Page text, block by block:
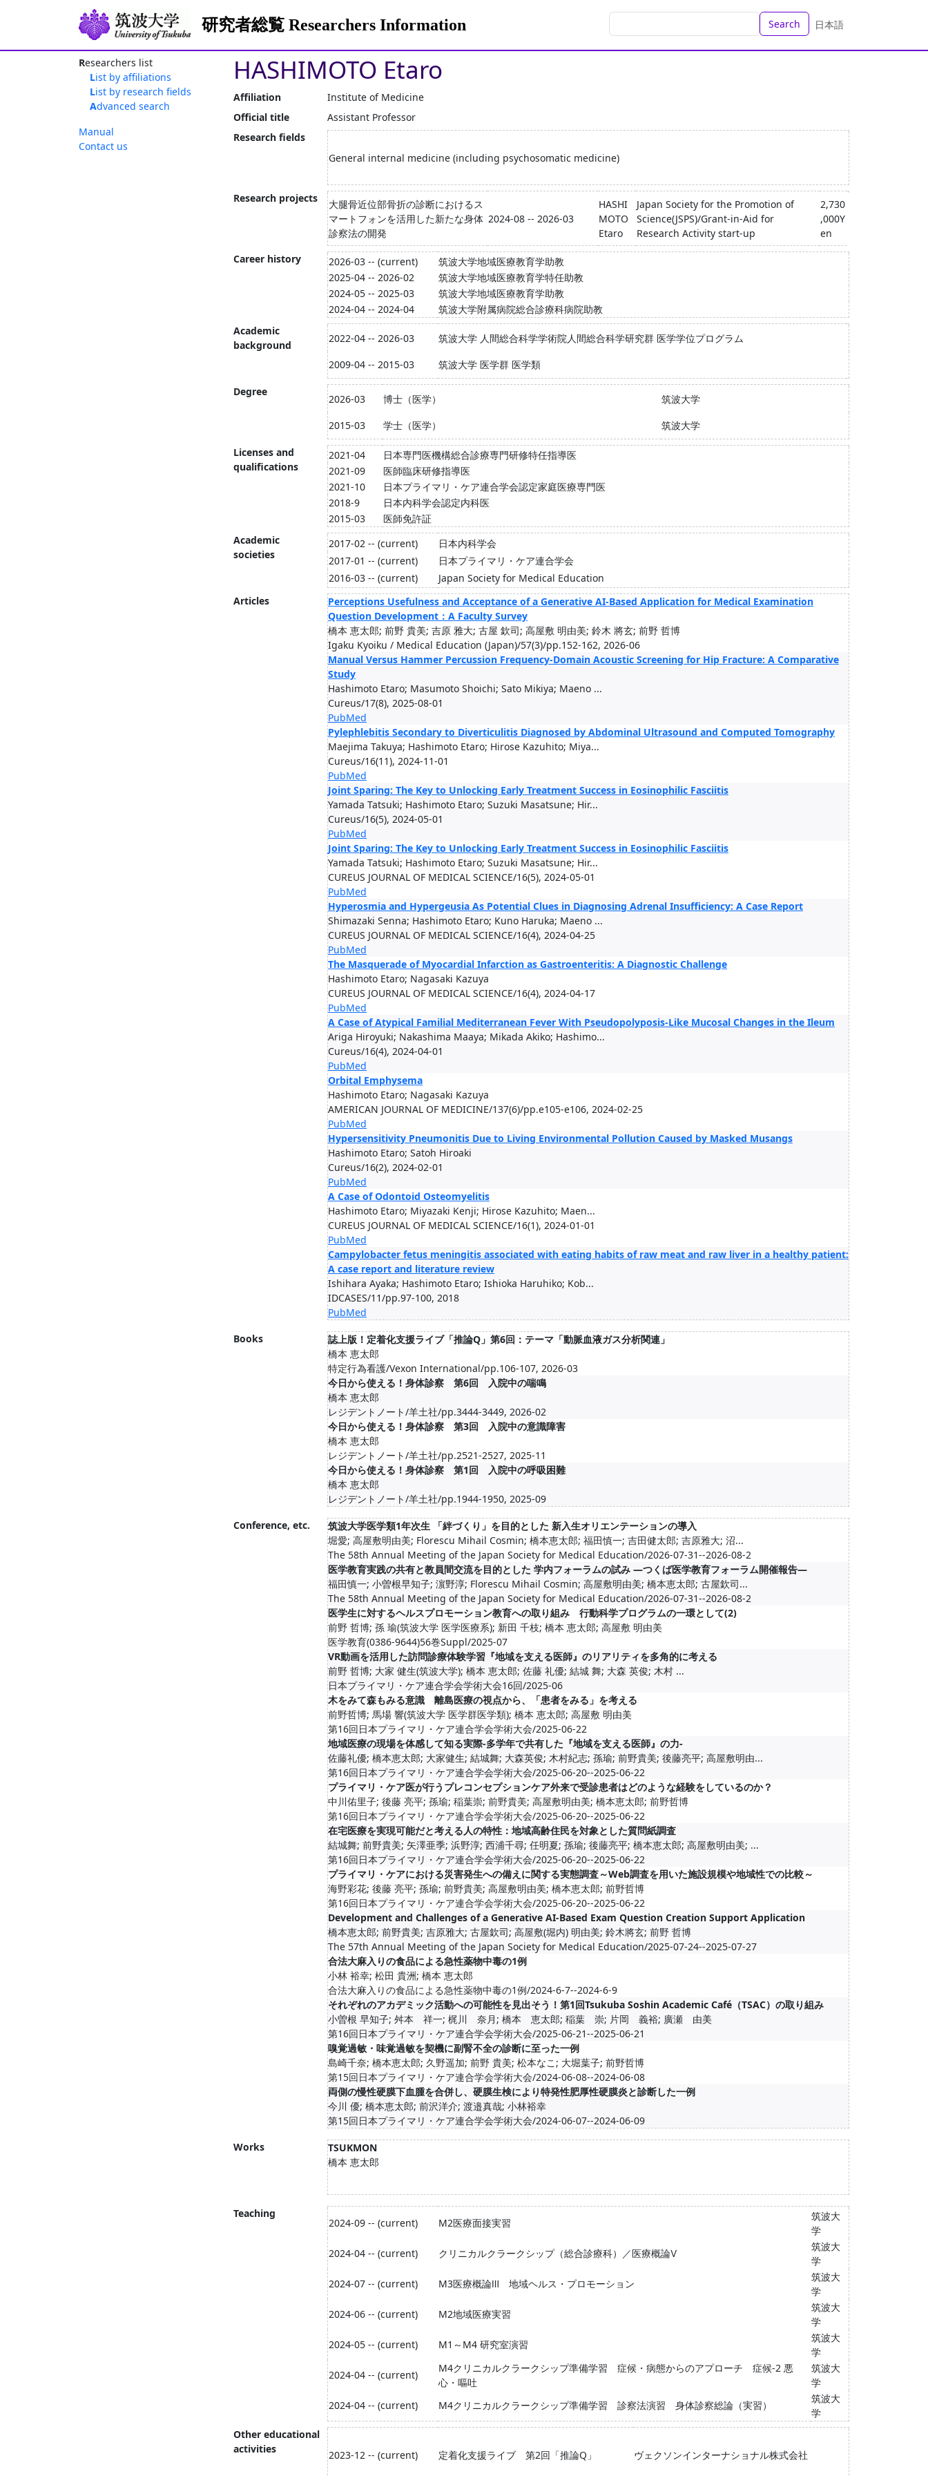
研究者総覧 Researchers Information Search 日本語
Researchers list
List by affiliations
List by research fields
Advanced search
Manual
Contact us
HASHIMOTO Etaro
Affiliation
Institute of Medicine
Official title
Assistant Professor
Research fields
General internal medicine (including psychosomatic medicine)
Research projects
大腿骨近位部骨折の診断におけるス
マートフォンを活用した新たな身体
診察法の開発
2024-08 -- 2026-03
HASHI
MOTO
Etaro
Japan Society for the Promotion of
Science(JSPS)/Grant-in-Aid for
Research Activity start-up
2,730
,000Y
en
Career history
2026-03 -- (current)
筑波大学地域医療教育学助教
2025-04 -- 2026-02
筑波大学地域医療教育学特任助教
2024-05 -- 2025-03
筑波大学地域医療教育学助教
2024-04 -- 2024-04
筑波大学附属病院総合診療科病院助教
Academic
background
2022-04 -- 2026-03
筑波大学 人間総合科学学術院人間総合科学研究群 医学学位プログラム
2009-04 -- 2015-03
筑波大学 医学群 医学類
Degree
2026-03 博士（医学）
筑波大学
2015-03
学士（医学） 筑波大学
Licenses and
qualifications
2021-04
日本専門医機構総合診療専門研修特任指導医
2021-09
医師臨床研修指導医
2021-10
日本プライマリ・ケア連合学会認定家庭医療専門医
2018-9
日本内科学会認定内科医
2015-03
医師免許証
Academic
societies
2017-02 -- (current)
日本内科学会
2017-01 -- (current)
日本プライマリ・ケア連合学会
2016-03 -- (current)
Japan Society for Medical Education
Articles
Perceptions Usefulness and Acceptance of a Generative AI-Based Application for Medical Examination
Question Development：A Faculty Survey
橋本 恵太郎; 前野 貴美; 吉原 雅大; 古屋 欽司; 高屋敷 明由美; 鈴木 將玄; 前野 哲博
Igaku Kyoiku / Medical Education (Japan)/57(3)/pp.152-162, 2026-06
Manual Versus Hammer Percussion Frequency-Domain Acoustic Screening for Hip Fracture: A Comparative
Study
Hashimoto Etaro; Masumoto Shoichi; Sato Mikiya; Maeno ...
Cureus/17(8), 2025-08-01
PubMed
Pylephlebitis Secondary to Diverticulitis Diagnosed by Abdominal Ultrasound and Computed Tomography
Maejima Takuya; Hashimoto Etaro; Hirose Kazuhito; Miya...
Cureus/16(11), 2024-11-01
PubMed
Joint Sparing: The Key to Unlocking Early Treatment Success in Eosinophilic Fasciitis
Yamada Tatsuki; Hashimoto Etaro; Suzuki Masatsune; Hir...
Cureus/16(5), 2024-05-01
PubMed
Joint Sparing: The Key to Unlocking Early Treatment Success in Eosinophilic Fasciitis
Yamada Tatsuki; Hashimoto Etaro; Suzuki Masatsune; Hir...
CUREUS JOURNAL OF MEDICAL SCIENCE/16(5), 2024-05-01
PubMed
Hyperosmia and Hypergeusia As Potential Clues in Diagnosing Adrenal Insufficiency: A Case Report
Shimazaki Senna; Hashimoto Etaro; Kuno Haruka; Maeno ...
CUREUS JOURNAL OF MEDICAL SCIENCE/16(4), 2024-04-25
PubMed
The Masquerade of Myocardial Infarction as Gastroenteritis: A Diagnostic Challenge
Hashimoto Etaro; Nagasaki Kazuya
CUREUS JOURNAL OF MEDICAL SCIENCE/16(4), 2024-04-17
PubMed
A Case of Atypical Familial Mediterranean Fever With Pseudopolyposis-Like Mucosal Changes in the Ileum
Ariga Hiroyuki; Nakashima Maaya; Mikada Akiko; Hashimo...
Cureus/16(4), 2024-04-01
PubMed
Orbital Emphysema
Hashimoto Etaro; Nagasaki Kazuya
AMERICAN JOURNAL OF MEDICINE/137(6)/pp.e105-e106, 2024-02-25
PubMed
Hypersensitivity Pneumonitis Due to Living Environmental Pollution Caused by Masked Musangs
Hashimoto Etaro; Satoh Hiroaki
Cureus/16(2), 2024-02-01
PubMed
A Case of Odontoid Osteomyelitis
Hashimoto Etaro; Miyazaki Kenji; Hirose Kazuhito; Maen...
CUREUS JOURNAL OF MEDICAL SCIENCE/16(1), 2024-01-01
PubMed
Campylobacter fetus meningitis associated with eating habits of raw meat and raw liver in a healthy patient:
A case report and literature review
Ishihara Ayaka; Hashimoto Etaro; Ishioka Haruhiko; Kob...
IDCASES/11/pp.97-100, 2018
PubMed
Books
誌上版！定着化支援ライブ「推論Q」第6回：テーマ「動脈血液ガス分析関連」
橋本 恵太郎
特定行為看護/Vexon International/pp.106-107, 2026-03
今日から使える！身体診察 第6回 入院中の喘鳴
橋本 恵太郎
レジデントノート/羊土社/pp.3444-3449, 2026-02
今日から使える！身体診察 第3回 入院中の意識障害
橋本 恵太郎
レジデントノート/羊土社/pp.2521-2527, 2025-11
今日から使える！身体診察 第1回 入院中の呼吸困難
橋本 恵太郎
レジデントノート/羊土社/pp.1944-1950, 2025-09
Conference, etc.
筑波大学医学類1年次生 「絆づくり」を目的とした 新入生オリエンテーションの導入
堀愛; 高屋敷明由美; Florescu Mihail Cosmin; 橋本恵太郎; 福田慎一; 吉田健太郎; 吉原雅大; 沼...
The 58th Annual Meeting of the Japan Society for Medical Education/2026-07-31--2026-08-2
医学教育実践の共有と教員間交流を目的とした 学内フォーラムの試み ―つくば医学教育フォーラム開催報告―
福田慎一; 小曽根早知子; 濵野淳; Florescu Mihail Cosmin; 高屋敷明由美; 橋本恵太郎; 古屋欽司...
The 58th Annual Meeting of the Japan Society for Medical Education/2026-07-31--2026-08-2
医学生に対するヘルスプロモーション教育への取り組み 行動科学プログラムの一環として(2)
前野 哲博; 孫 瑜(筑波大学 医学医療系); 新田 千枝; 橋本 恵太郎; 高屋敷 明由美
医学教育(0386-9644)56巻Suppl/2025-07
VR動画を活用した訪問診療体験学習『地域を支える医師』のリアリティを多角的に考える
前野 哲博; 大家 健生(筑波大学); 橋本 恵太郎; 佐藤 礼優; 結城 舞; 大森 英俊; 木村 ...
日本プライマリ・ケア連合学会学術大会16回/2025-06
木をみて森もみる意識 離島医療の視点から、「患者をみる」を考える
前野哲博; 馬場 響(筑波大学 医学群医学類); 橋本 恵太郎; 高屋敷 明由美
第16回日本プライマリ・ケア連合学会学術大会/2025-06-22
地域医療の現場を体感して知る実際-多学年で共有した『地域を支える医師』の力-
佐藤礼優; 橋本恵太郎; 大家健生; 結城舞; 大森英俊; 木村紀志; 孫瑜; 前野貴美; 後藤亮平; 高屋敷明由...
第16回日本プライマリ・ケア連合学会学術大会/2025-06-20--2025-06-22
プライマリ・ケア医が行うプレコンセプションケア外来で受診患者はどのような経験をしているのか？
中川佑里子; 後藤 亮平; 孫瑜; 稲葉崇; 前野貴美; 高屋敷明由美; 橋本恵太郎; 前野哲博
第16回日本プライマリ・ケア連合学会学術大会/2025-06-20--2025-06-22
在宅医療を実現可能だと考える人の特性：地域高齢住民を対象とした質問紙調査
結城舞; 前野貴美; 矢澤亜季; 浜野淳; 西浦千尋; 任明夏; 孫瑜; 後藤亮平; 橋本恵太郎; 高屋敷明由美; ...
第16回日本プライマリ・ケア連合学会学術大会/2025-06-20--2025-06-22
プライマリ・ケアにおける災害発生への備えに関する実態調査～Web調査を用いた施設規模や地域性での比較～
海野彩花; 後藤 亮平; 孫瑜; 前野貴美; 高屋敷明由美; 橋本恵太郎; 前野哲博
第16回日本プライマリ・ケア連合学会学術大会/2025-06-20--2025-06-22
Development and Challenges of a Generative AI-Based Exam Question Creation Support Application
橋本恵太郎; 前野貴美; 吉原雅大; 古屋欽司; 高屋敷(堀内) 明由美; 鈴木將玄; 前野 哲博
The 57th Annual Meeting of the Japan Society for Medical Education/2025-07-24--2025-07-27
合法大麻入りの食品による急性薬物中毒の1例
小林 裕幸; 松田 貴洲; 橋本 恵太郎
合法大麻入りの食品による急性薬物中毒の1例/2024-6-7--2024-6-9
それぞれのアカデミック活動への可能性を見出そう！第1回Tsukuba Soshin Academic Café（TSAC）の取り組み
小曽根 早知子; 舛本 祥一; 梶川 奈月; 橋本 恵太郎; 稲葉 崇; 片岡 義裕; 廣瀬 由美
第16回日本プライマリ・ケア連合学会学術大会/2025-06-21--2025-06-21
嗅覚過敏・味覚過敏を契機に副腎不全の診断に至った一例
島崎千奈; 橋本恵太郎; 久野遥加; 前野 貴美; 松本なこ; 大堀葉子; 前野哲博
第15回日本プライマリ・ケア連合学会学術大会/2024-06-08--2024-06-08
両側の慢性硬膜下血腫を合併し、硬膜生検により特発性肥厚性硬膜炎と診断した一例
今川 優; 橋本恵太郎; 前沢洋介; 渡邉真哉; 小林裕幸
第15回日本プライマリ・ケア連合学会学術大会/2024-06-07--2024-06-09
Works
TSUKMON
橋本 恵太郎
Teaching
2024-09 -- (current) M2医療面接実習
筑波大
学
2024-04 -- (current)
クリニカルクラークシップ（総合診療科）／医療概論Ⅴ
筑波大
学
2024-07 -- (current)
M3医療概論Ⅲ 地域ヘルス・プロモーション
筑波大
学
2024-06 -- (current)
M2地域医療実習
筑波大
学
2024-05 -- (current)
M1～M4 研究室演習
筑波大
学
2024-04 -- (current)
M4クリニカルクラークシップ準備学習 症候・病態からのアプローチ 症候-2 悪
心・嘔吐
筑波大
学
2024-04 -- (current)
M4クリニカルクラークシップ準備学習 診察法演習 身体診察総論（実習）
筑波大
学
Other educational
activities
2023-12 -- (current) 定着化支援ライブ 第2回「推論Q」 ヴェクソンインターナショナル株式会社